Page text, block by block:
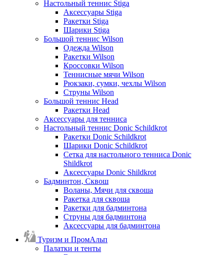
Настольный теннис Stiga
Аксессуары Stiga
Ракетки Stiga
Шарики Stiga
Большой теннис Wilson
Одежда Wilson
Ракетки Wilson
Кроссовки Wilson
Теннисные мячи Wilson
Рюкзаки, сумки, чехлы Wilson
Струны Wilson
Большой теннис Head
Ракетки Head
Аксессуары для тенниса
Настольный теннис Donic Schildkrot
Ракетки Donic Schildkrot
Шарики Donic Schildkrot
Сетка для настольного тенниса Donic
Shildkrot
Аксессуары Donic Shildkrot
Бадминтон, Сквош
Воланы, Мячи для сквоша
Ракетка для сквоша
Ракетки для бадминтона
Струны для бадминтона
Аксессуары для бадминтона
Туризм и ПромАльп
Палатки и тенты